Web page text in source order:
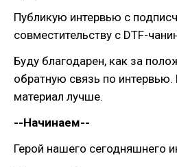
Публикую интервью с
совместительству с DTF-
Буду благодарен, как за
обратную связь по
материал лучше.
--Начинаем--
Герой нашего сегодняшнего